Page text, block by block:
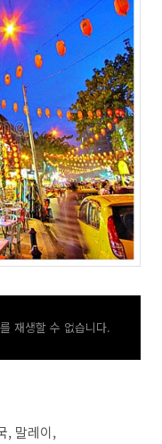
재생할 수 없습니다.
, 말레이,